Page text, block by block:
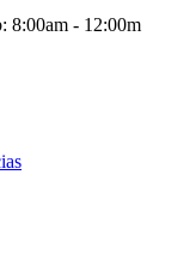
8:00am - 12:00m